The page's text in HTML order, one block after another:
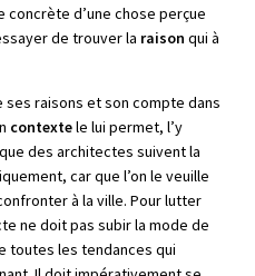
concrète d’une chose perçue
de trouver la raison qui à
raisons et son compte dans
contextele lui permet, l’y
des architectes suivent la
car que l’on le veuille
à la ville. Pour lutter
ne doit pas subir la mode de
toutes les tendances qui